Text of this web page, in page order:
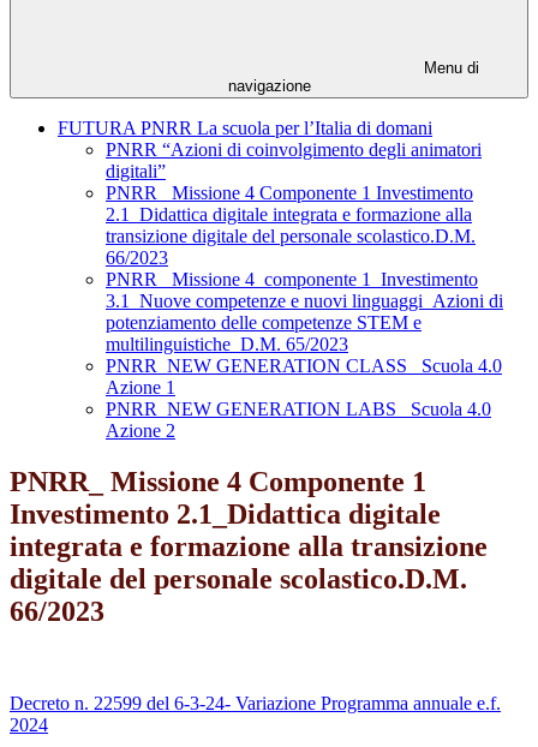
Menu di
navigazione
FUTURA PNRR La scuola per l’Italia di domani
PNRR “Azioni di coinvolgimento degli animatori
digitali”
PNRR_ Missione 4 Componente 1 Investimento
2.1_Didattica digitale integrata e formazione alla
transizione digitale del personale scolastico.D.M.
66/2023
PNRR_ Missione 4_componente 1_Investimento
3.1_Nuove competenze e nuovi linguaggi_Azioni di
potenziamento delle competenze STEM e
multilinguistiche_D.M. 65/2023
PNRR_NEW GENERATION CLASS_ Scuola 4.0
Azione 1
PNRR_NEW GENERATION LABS_ Scuola 4.0
Azione 2
PNRR_ Missione 4 Componente 1
Investimento 2.1_Didattica digitale
integrata e formazione alla transizione
digitale del personale scolastico.D.M.
66/2023
Decreto n. 22599 del 6-3-24- Variazione Programma annuale e.f.
2024